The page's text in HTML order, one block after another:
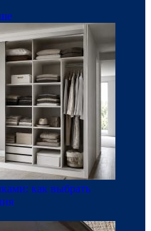
как выбрать